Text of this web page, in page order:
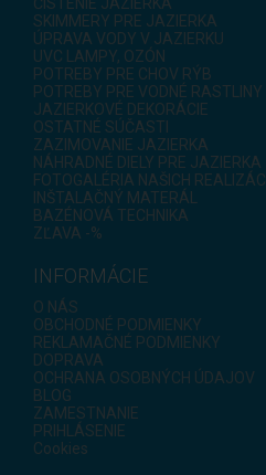
SKIMMERY PRE JAZIERKA
ÚPRAVA VODY V JAZIERKU
UVC LAMPY, OZÓN
POTREBY PRE CHOV RÝB
POTREBY PRE VODNÉ RASTLINY
JAZIERKOVÉ DEKORÁCIE
OSTATNÉ SÚČASTI
ZAZIMOVANIE JAZIERKA
NÁHRADNÉ DIELY PRE JAZIERKA
FOTOGALÉRIA NAŠICH REALIZÁCIÍ
INŠTALAČNÝ MATERÁL
BAZÉNOVÁ TECHNIKA
ZĽAVA -%
INFORMÁCIE
O NÁS
OBCHODNÉ PODMIENKY
REKLAMAČNÉ PODMIENKY
DOPRAVA
OCHRANA OSOBNÝCH ÚDAJOV
BLOG
ZAMESTNANIE
PRIHLÁSENIE
Cookies